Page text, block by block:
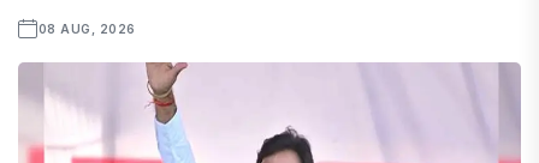
08 AUG, 2026